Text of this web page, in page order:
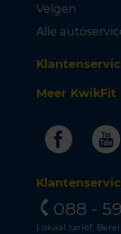
Velgen
Alle
Meer KwikFit
088 -
Lokaal tarief.